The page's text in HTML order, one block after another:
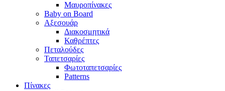
Μαυροπίνακες
Baby on Board
Αξεσουάρ
Διακοσμητικά
Καθρέπτες
Πεταλούδες
Ταπετσαρίες
Φωτοταπετσαρίες
Patterns
Πίνακες